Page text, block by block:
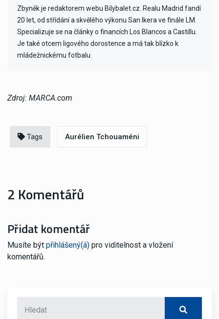
Zbyněk je redaktorem webu Bilybalet.cz. Realu Madrid fandí
20 let, od střídání a skvělého výkonu San Ikera ve finále LM.
Specializuje se na články o financích Los Blancos a Castillu.
Je také otcem ligového dorostence a má tak blízko k
mládežnickému fotbalu.
Zdroj: MARCA.com
Tags Aurélien Tchouaméni
2 Komentářů
Přidat komentář
Musíte být přihlášený(á) pro viditelnost a vložení
komentářů.